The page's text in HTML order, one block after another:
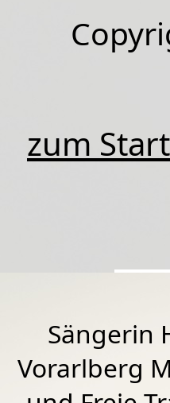
zum Start
Sängerin
Vorarlberg